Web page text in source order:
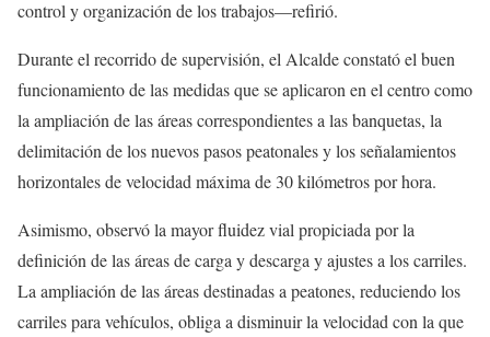
control y organización de los trabajos—refirió.
Durante el recorrido de supervisión, el Alcalde constató el buen
funcionamiento de las medidas que se aplicaron en el centro como
la ampliación de las áreas correspondientes a las banquetas, la
delimitación de los nuevos pasos peatonales y los señalamientos
horizontales de velocidad máxima de 30 kilómetros por hora.
Asimismo, observó la mayor fluidez vial propiciada por la
definición de las áreas de carga y descarga y ajustes a los carriles.
La ampliación de las áreas destinadas a peatones, reduciendo los
carriles para vehículos, obliga a disminuir la velocidad con la que